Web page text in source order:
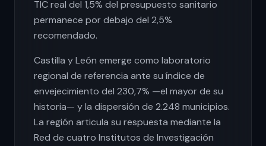
TIC real del 1,5% del presupuesto sanitario
permanece por debajo del 2,5%
recomendado.
Castilla y León emerge como laboratorio
regional de referencia ante su índice de
envejecimiento del 230,7% —el mayor de su
historia— y la dispersión de 2.248 municipios.
La región articula su respuesta mediante la
Red de cuatro Institutos de Investigación